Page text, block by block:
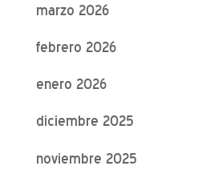
marzo 2026
febrero 2026
enero 2026
diciembre 2025
noviembre 2025